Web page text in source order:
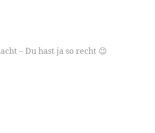
– Du hast ja so recht 😉